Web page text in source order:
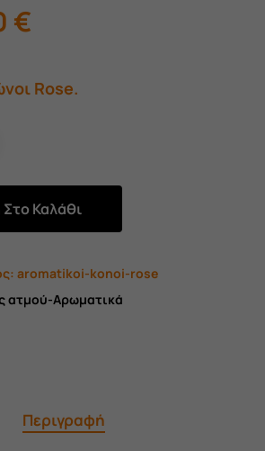
€.
€Η
τιμή
είναι:
Rose.
Καλάθι
aromatikoi-konoi-rose
ατμού-Αρωματικά
Περιγραφή